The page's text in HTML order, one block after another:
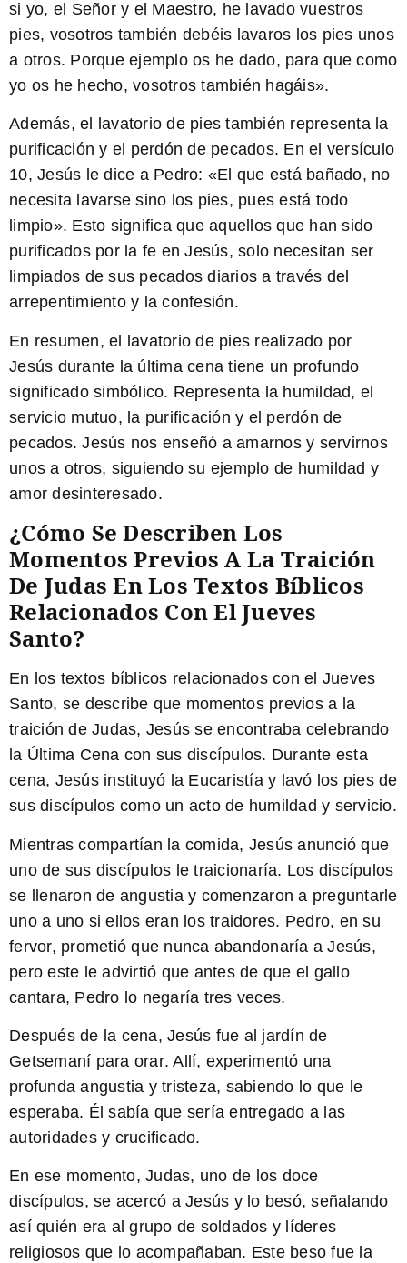
si yo, el Señor y el Maestro, he lavado vuestros
pies, vosotros también debéis lavaros los pies unos
a otros. Porque ejemplo os he dado, para que como
yo os he hecho, vosotros también hagáis».
Además, el lavatorio de pies también representa la
purificación y el perdón de pecados. En el versículo
10, Jesús le dice a Pedro: «El que está bañado, no
necesita lavarse sino los pies, pues está todo
limpio». Esto significa que aquellos que han sido
purificados por la fe en Jesús, solo necesitan ser
limpiados de sus pecados diarios a través del
arrepentimiento y la confesión.
En resumen, el lavatorio de pies realizado por
Jesús durante la última cena tiene un profundo
significado simbólico. Representa la humildad, el
servicio mutuo, la purificación y el perdón de
pecados. Jesús nos enseñó a amarnos y servirnos
unos a otros, siguiendo su ejemplo de humildad y
amor desinteresado.
¿Cómo Se Describen Los
Momentos Previos A La Traición
De Judas En Los Textos Bíblicos
Relacionados Con El Jueves
Santo?
En los textos bíblicos relacionados con el Jueves
Santo, se describe que momentos previos a la
traición de Judas, Jesús se encontraba celebrando
la Última Cena con sus discípulos. Durante esta
cena, Jesús instituyó la Eucaristía y lavó los pies de
sus discípulos como un acto de humildad y servicio.
Mientras compartían la comida, Jesús anunció que
uno de sus discípulos le traicionaría. Los discípulos
se llenaron de angustia y comenzaron a preguntarle
uno a uno si ellos eran los traidores. Pedro, en su
fervor, prometió que nunca abandonaría a Jesús,
pero este le advirtió que antes de que el gallo
cantara, Pedro lo negaría tres veces.
Después de la cena, Jesús fue al jardín de
Getsemaní para orar. Allí, experimentó una
profunda angustia y tristeza, sabiendo lo que le
esperaba. Él sabía que sería entregado a las
autoridades y crucificado.
En ese momento, Judas, uno de los doce
discípulos, se acercó a Jesús y lo besó, señalando
así quién era al grupo de soldados y líderes
religiosos que lo acompañaban. Este beso fue la